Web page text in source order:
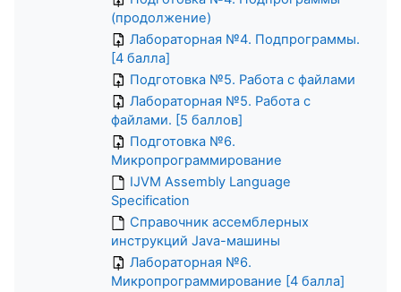
(продолжение)
Лабораторная №4. Подпрограммы.
[4 балла]
Подготовка №5. Работа с файлами
Лабораторная №5. Работа с
файлами. [5 баллов]
Подготовка №6.
Микропрограммирование
IJVM Assembly Language
Specification
Справочник ассемблерных
инструкций Java-машины
Лабораторная №6.
Микропрограммирование [4 балла]